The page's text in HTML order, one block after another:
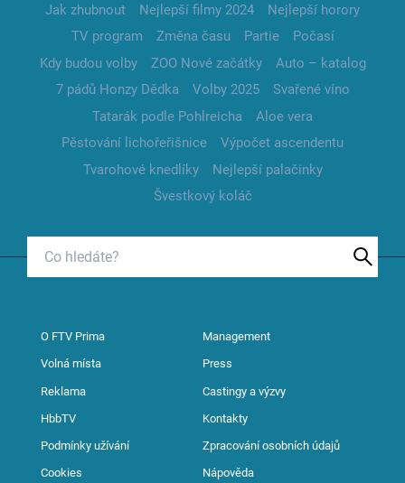
Jak zhubnout Nejlepší filmy 2024
Nejlepší horory
TV program
Změna času Partie
Počasí
Kdy budou volby
ZOO Nové začátky
Auto – katalog
7 pádů Honzy Dědka
Volby 2025
Svařené víno
Tatarák podle Pohlreicha
Aloe vera
Pěstování lichořeřišnice
Výpočet ascendentu
Tvarohové knedlíky
Nejlepší palačinky
Švestkový koláč
O FTV Prima Management
Volná místa Press
Reklama Castingy a výzvy
HbbTV Kontakty
Podmínky užívání Zpracování osobních údajů
Cookies Nápověda